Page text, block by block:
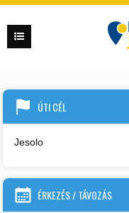
ÚTI CÉL
ÉRKEZÉS / TÁVOZÁS